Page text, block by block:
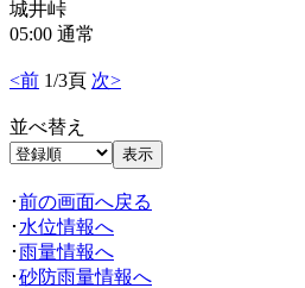
城井峠
05:00 通常
<前 1/3頁 次>
並べ替え
･前の画面へ戻る
･ 水位情報へ
･雨量情報へ
･砂防雨量情報へ